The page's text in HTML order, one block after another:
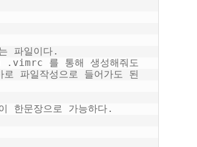
파일이다.
를 통해 생성해줘도
파일작성으로 들어가도 된
한문장으로 가능하다.